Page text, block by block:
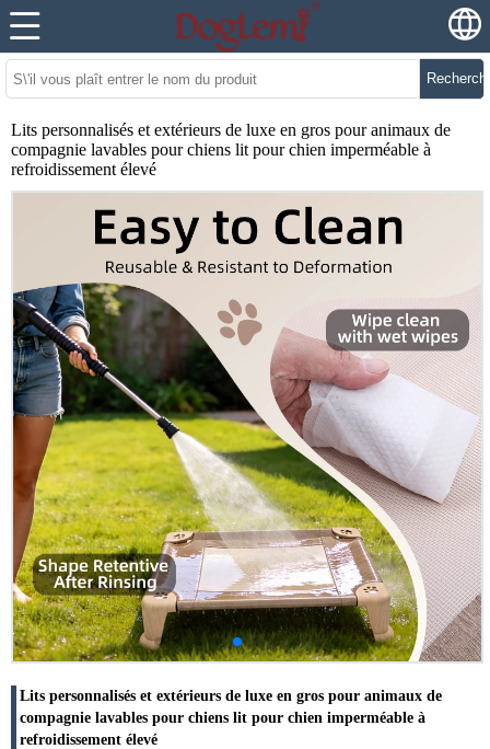
Lits personnalisés et extérieurs de luxe en gros pour animaux de
compagnie lavables pour chiens lit pour chien imperméable à
refroidissement élevé
Lits personnalisés et extérieurs de luxe en gros pour animaux de
compagnie lavables pour chiens lit pour chien imperméable à
refroidissement élevé